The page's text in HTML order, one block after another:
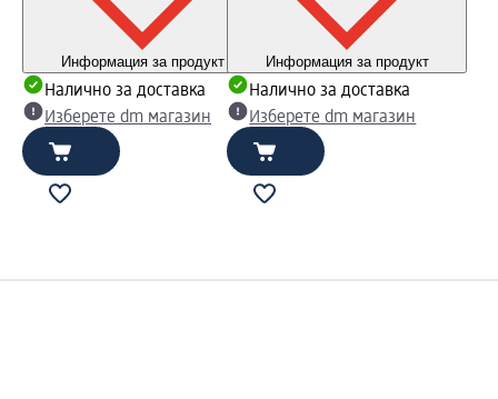
Информация за продукт
Налично за доставка
Изберете dm магазин
Информация за продукт
Налично за доставка
Изберете dm магазин